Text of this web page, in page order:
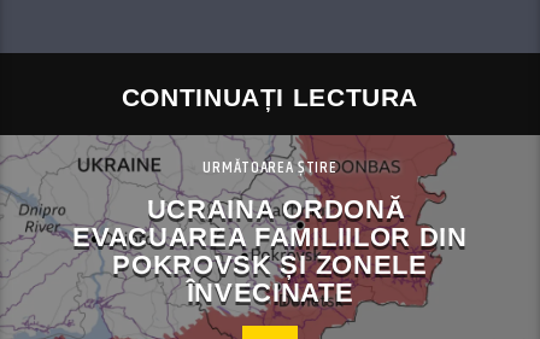
CONTINUAȚI LECTURA
URMĂTOAREA ȘTIRE
UCRAINA ORDONĂ
EVACUAREA FAMILIILOR DIN
POKROVSK ȘI ZONELE
ÎNVECINATE